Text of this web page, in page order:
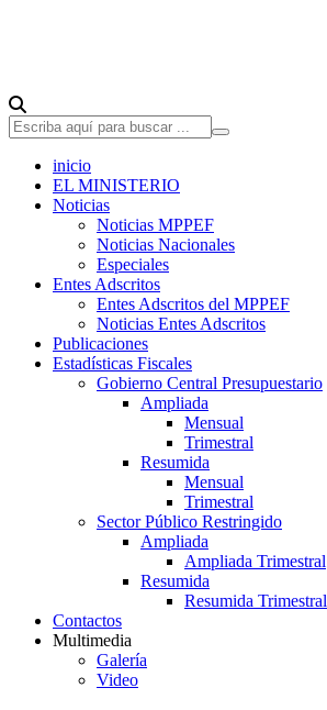
inicio
EL MINISTERIO
Noticias
Noticias MPPEF
Noticias Nacionales
Especiales
Entes Adscritos
Entes Adscritos del MPPEF
Noticias Entes Adscritos
Publicaciones
Estadísticas Fiscales
Gobierno Central Presupuestario
Ampliada
Mensual
Trimestral
Resumida
Mensual
Trimestral
Sector Público Restringido
Ampliada
Ampliada Trimestral
Resumida
Resumida Trimestral
Contactos
Multimedia
Galería
Video